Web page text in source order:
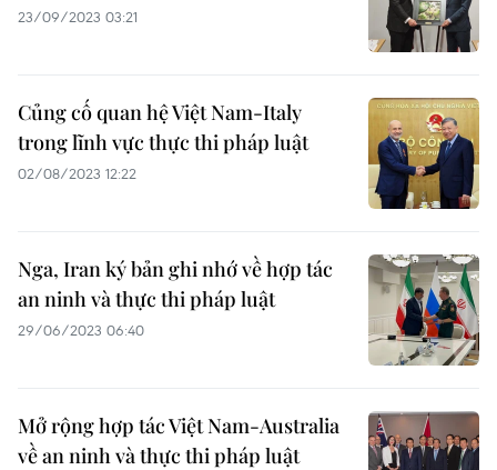
23/09/2023 03:21
Củng cố quan hệ Việt Nam-Italy
trong lĩnh vực thực thi pháp luật
02/08/2023 12:22
Nga, Iran ký bản ghi nhớ về hợp tác
an ninh và thực thi pháp luật
29/06/2023 06:40
Mở rộng hợp tác Việt Nam-Australia
về an ninh và thực thi pháp luật